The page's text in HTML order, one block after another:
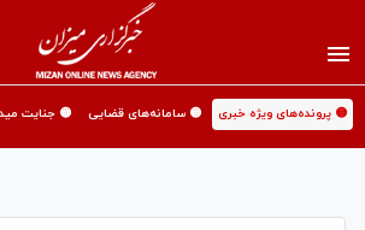
🟡 پرونده‌های ویژه خبری 🟡 سامانه‌های قضایی 🟡 جنایت